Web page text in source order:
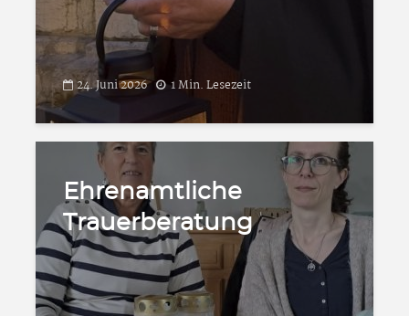
24. Juni 2026 1 Min. Lesezeit
Ehrenamtliche
Trauerberatung